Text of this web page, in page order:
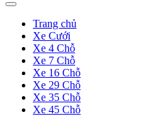
Trang chủ
Xe Cưới
Xe 4 Chỗ
Xe 7 Chỗ
Xe 16 Chỗ
Xe 29 Chỗ
Xe 35 Chỗ
Xe 45 Chỗ